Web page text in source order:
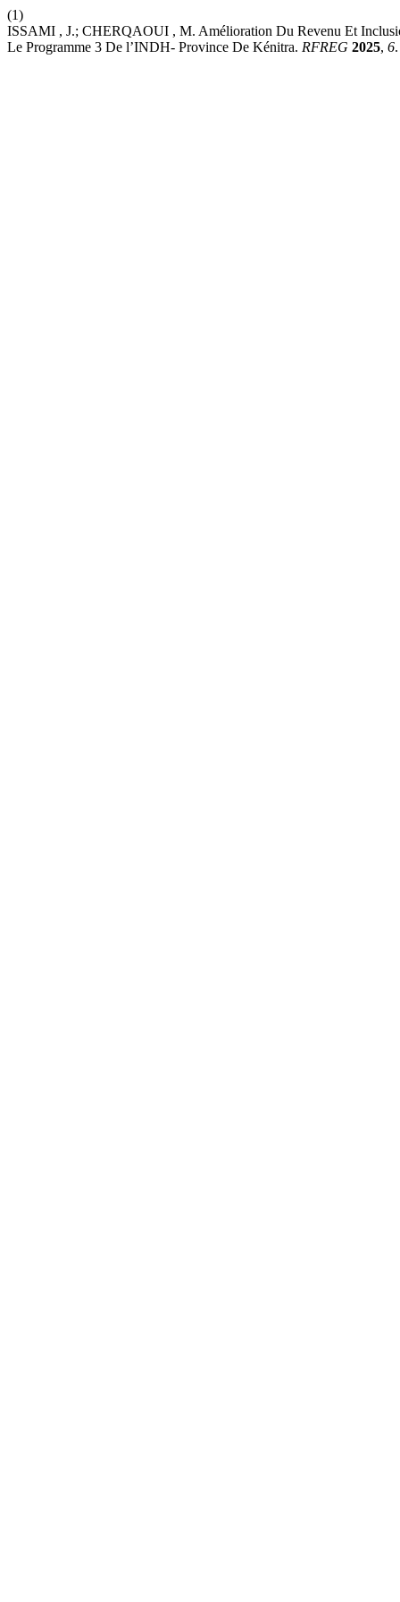
(1)
ISSAMI , J.; CHERQAOUI , M. Amélioration Du Revenu Et
Le Programme 3 De l’INDH- Province De Kénitra. RFREG 2025, 6.